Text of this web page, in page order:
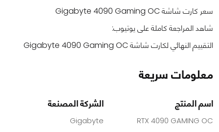
سعر كارت شاشة Gigabyte 4090 Gaming OC
شاهد المراجعة كاملة على يوتيوب:
التقييم النهائي لكارت شاشة Gigabyte 4090 Gaming OC
معلومات سريعة
اسم المنتج
RTX 4090 GAMING OC
الشركة المصنعة
Gigabyte